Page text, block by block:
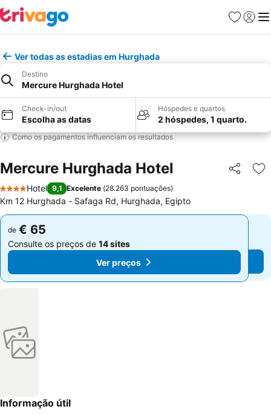
Favoritos
Iniciar
Ver todas as estadias em Hurghada
Destino
Mercure Hurghada Hotel
Check-in/out
Escolha as datas
Hóspedes e quartos
2 hóspedes, 1 quarto.
Como os pagamentos influenciam os resultados
Mercure Hurghada Hotel Partilhar
4 Estrelas
Hotel 9,1 Excelente (28.263 pontuações)
Km 12 Hurghada - Safaga Rd, Hurghada, Egipto
de € 65
Consulte os preços de 14 sites
Ver preços
de € 65
Consulte os preços de 14 sites
Ver preços
Informação útil